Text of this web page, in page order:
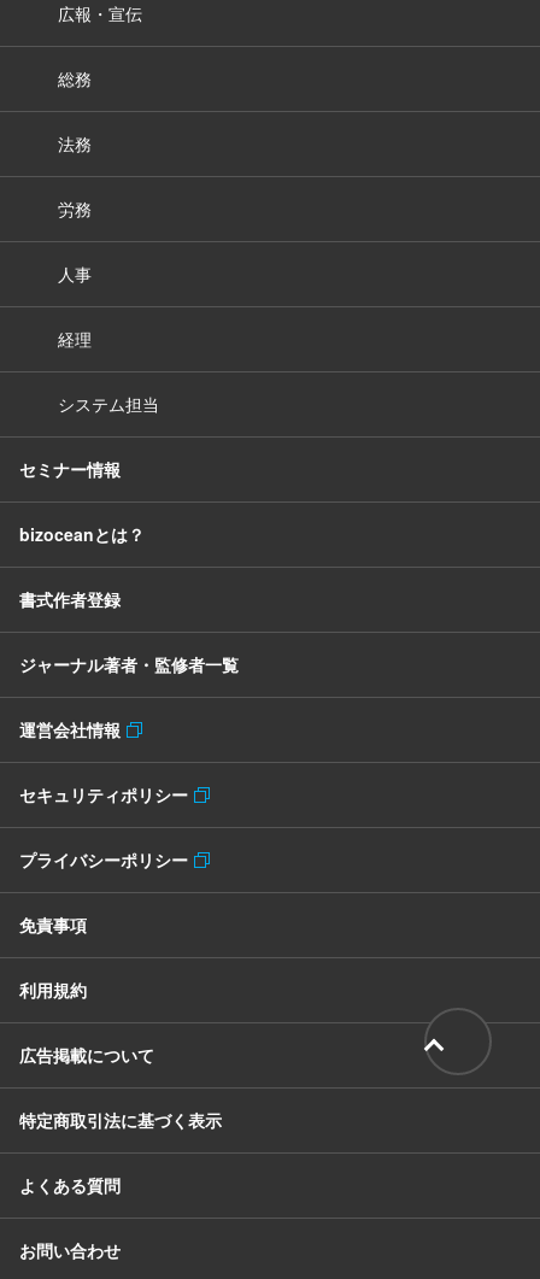
広報・宣伝
総務
法務
労務
人事
経理
システム担当
セミナー情報
bizoceanとは？
書式作者登録
ジャーナル著者・監修者一覧
運営会社情報
セキュリティポリシー
プライバシーポリシー
免責事項
利用規約
広告掲載について
特定商取引法に基づく表示
よくある質問
お問い合わせ